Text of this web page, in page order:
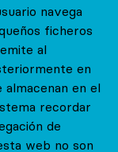
navega
ficheros
al
en
en el
recordar
de
web no son